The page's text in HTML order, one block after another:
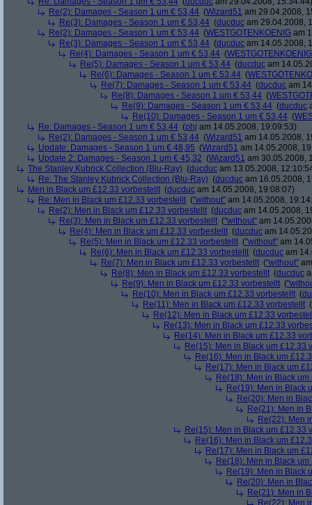
Re(2): Damages - Season 1 um € 53,44 (Wizard51 am 29.04.2008,
Re(3): Damages - Season 1 um € 53,44 (ducduc am 29.04.2008,
Re(2): Damages - Season 1 um € 53,44 (WESTGOTENKOENIG am
Re(3): Damages - Season 1 um € 53,44 (ducduc am 14.05.2008,
Re(4): Damages - Season 1 um € 53,44 (WESTGOTENKOENIG
Re(5): Damages - Season 1 um € 53,44 (ducduc am
Re(6): Damages - Season 1 um € 53,44 (
Re(7): Damages - Season 1 um € 53,44 (ducduc am
Re(8): Damages - Season 1 um € 53,44 (
Re(9): Damages - Season 1 um € 53,44 (ducduc
Re(10): Damages - Season 1 um € 53,44 (
Re: Damages - Season 1 um € 53,44 (phj am 14.05.2008, 19:09:53)
Re(2): Damages - Season 1 um € 53,44 (Wizard51 am 14.05.2008,
Update: Damages - Season 1 um € 48,95 (Wizard51 am 14.05.2008,
Update 2: Damages - Season 1 um € 45,32 (Wizard51 am 30.05.2008,
The Stanley Kubrick Collection (Blu-Ray) (ducduc am 13.05.2008,
Re: The Stanley Kubrick Collection (Blu-Ray) (ducduc am 16.05.2008,
Men in Black um £12.33 vorbestellt (ducduc am 14.05.2008, 19:08:07)
Re: Men in Black um £12.33 vorbestellt ("without" am 14.05.2008,
Re(2): Men in Black um £12.33 vorbestellt (ducduc am 14.05.2008,
Re(3): Men in Black um £12.33 vorbestellt ("without" am
Re(4): Men in Black um £12.33 vorbestellt (ducduc am
Re(5): Men in Black um £12.33 vorbestellt ("without" am
Re(6): Men in Black um £12.33 vorbestellt (ducduc am
Re(7): Men in Black um £12.33 vorbestellt ("without"
Re(8): Men in Black um £12.33 vorbestellt (ducduc
Re(9): Men in Black um £12.33 vorbestellt (
Re(10): Men in Black um £12.33 vorbestellt (
Re(11): Men in Black um £12.33 vorbestellt (
Re(12): Men in Black um £12.33
Re(13): Men in Black um £12.33
Re(14): Men in Black um £12.33
Re(15): Men in Black um £12.33
Re(16): Men in Black um
Re(17): Men in Black um
Re(18): Men in Black
Re(19): Men in Black
Re(20): Men in
Re(21): Men in
Re(22): Men
Re(15): Men in Black um £12.33
Re(16): Men in Black um
Re(17): Men in Black um
Re(18): Men in Black
Re(19): Men in Black
Re(20): Men in
Re(21): Men in
Re(22): Men